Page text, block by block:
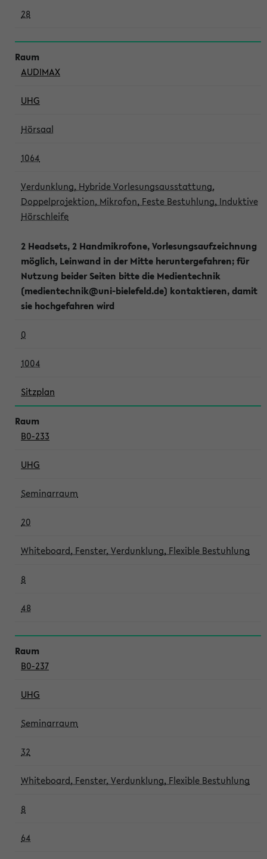
28
AUDIMAX
UHG
Hörsaal
1064
Verdunklung, Hybride Vorlesungsausstattung,
Doppelprojektion, Mikrofon, Feste Bestuhlung, Induktive
Hörschleife
2 Headsets, 2 Handmikrofone, Vorlesungsaufzeichnung
möglich, Leinwand in der Mitte heruntergefahren; für
Nutzung beider Seiten bitte die Medientechnik
(medientechnik@uni-bielefeld.de) kontaktieren, damit
sie hochgefahren wird
0
1004
Sitzplan
B0-233
UHG
Seminarraum
20
Whiteboard, Fenster, Verdunklung, Flexible Bestuhlung
8
48
B0-237
UHG
Seminarraum
32
Whiteboard, Fenster, Verdunklung, Flexible Bestuhlung
8
64